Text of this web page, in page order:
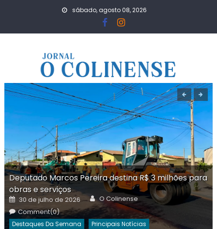
sábado, agosto 08, 2026
Deputado Marcos Pereira destina R$ 3 milhões para
obras e serviços
Posted
on
30 de julho de 2026 Author
O Colinense
Comment(0)
Destaques Da Semana Principais Notícias